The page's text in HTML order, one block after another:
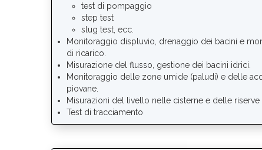
test di pompaggio
step test
slug test, ecc.
Monitoraggio displuvio, drenaggio dei bacini e
di ricarico.
Misurazione del flusso, gestione dei bacini idrici.
Monitoraggio delle zone umide (paludi) e delle
piovane.
Misurazioni del livello nelle cisterne e delle riserve
Test di tracciamento